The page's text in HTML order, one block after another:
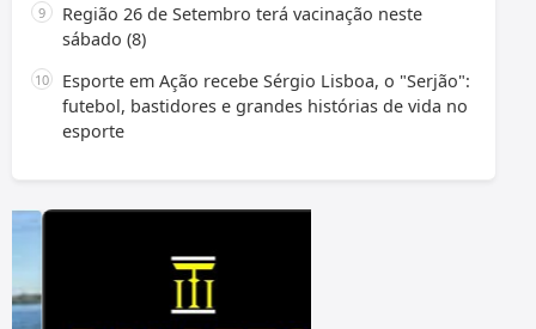
Região 26 de Setembro terá vacinação neste
sábado (8)
Esporte em Ação recebe Sérgio Lisboa, o "Serjão":
futebol, bastidores e grandes histórias de vida no
esporte